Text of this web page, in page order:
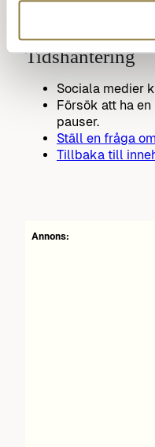
Tidshantering
Sociala medier
Försök att ha
pauser.
Ställ en fråga
Tillbaka till
Annons: